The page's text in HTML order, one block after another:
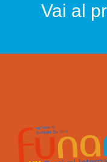
Vai al